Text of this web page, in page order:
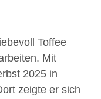
Toffee
Mit
2025 in
zeigte er sich